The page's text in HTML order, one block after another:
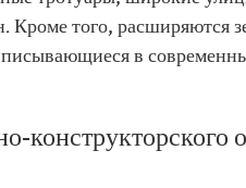
того, расширяются
в
конструкторского